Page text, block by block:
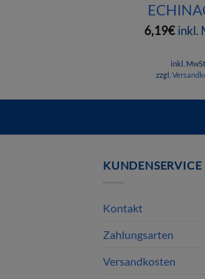
6,19€ inkl.
inkl. MwSt.
zzgl.
KUNDENSERVICE
Kontakt
Zahlungsarten
Versandkosten